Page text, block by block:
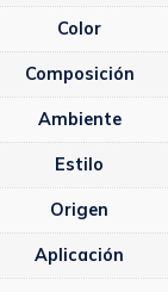
Color
Composición
Ambiente
Estilo
Origen
Aplicación